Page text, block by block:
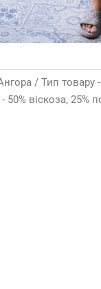
/ Тип
віскоза, 25%